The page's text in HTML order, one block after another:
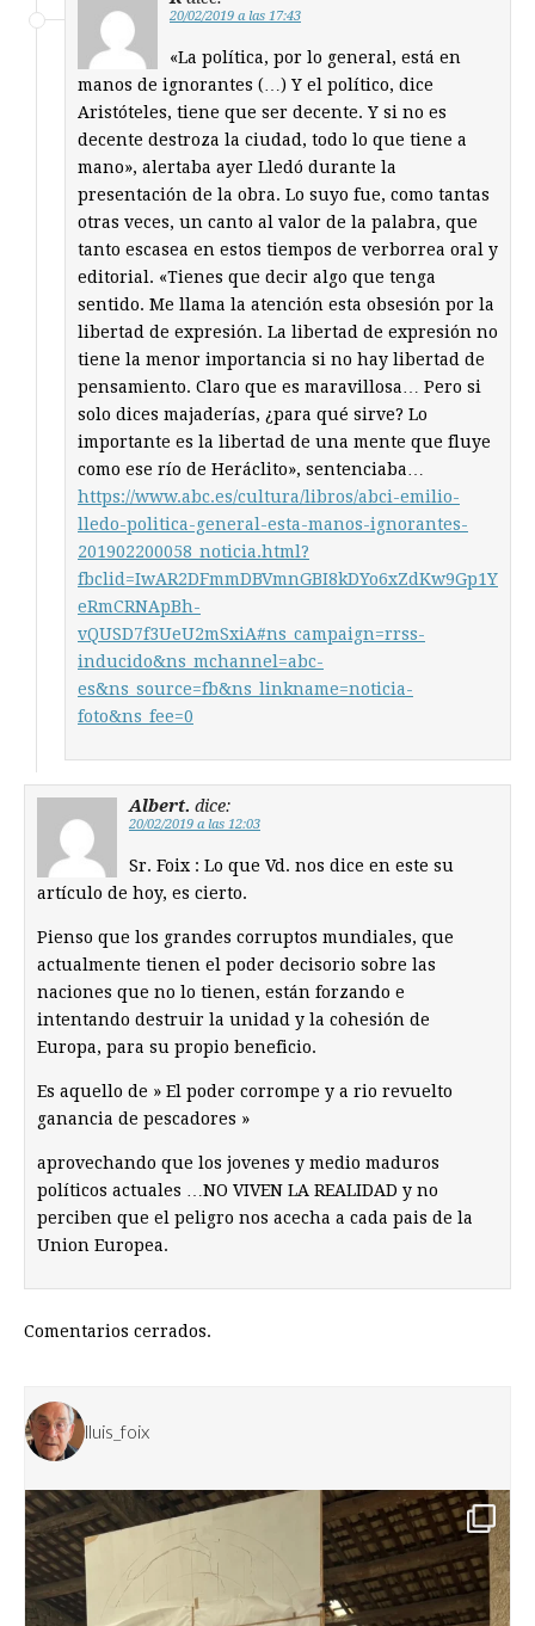
20/02/2019 a las 17:43
«La política, por lo general, está en
manos de ignorantes (…) Y el político, dice
Aristóteles, tiene que ser decente. Y si no es
decente destroza la ciudad, todo lo que tiene a
mano», alertaba ayer Lledó durante la
presentación de la obra. Lo suyo fue, como tantas
otras veces, un canto al valor de la palabra, que
tanto escasea en estos tiempos de verborrea oral y
editorial. «Tienes que decir algo que tenga
sentido. Me llama la atención esta obsesión por la
libertad de expresión. La libertad de expresión no
tiene la menor importancia si no hay libertad de
pensamiento. Claro que es maravillosa… Pero si
solo dices majaderías, ¿para qué sirve? Lo
importante es la libertad de una mente que fluye
como ese río de Heráclito», sentenciaba…
https://www.abc.es/cultura/libros/abci-emilio-
lledo-politica-general-esta-manos-ignorantes-
201902200058_noticia.html?
fbclid=IwAR2DFmmDBVmnGBI8kDYo6xZdKw9Gp1Y
eRmCRNApBh-
vQUSD7f3UeU2mSxiA#ns_campaign=rrss-
inducido&ns_mchannel=abc-
es&ns_source=fb&ns_linkname=noticia-
foto&ns_fee=0
Albert. dice:
20/02/2019 a las 12:03
Sr. Foix : Lo que Vd. nos dice en este su
artículo de hoy, es cierto.
Pienso que los grandes corruptos mundiales, que
actualmente tienen el poder decisorio sobre las
naciones que no lo tienen, están forzando e
intentando destruir la unidad y la cohesión de
Europa, para su propio beneficio.
Es aquello de » El poder corrompe y a rio revuelto
ganancia de pescadores »
aprovechando que los jovenes y medio maduros
políticos actuales …NO VIVEN LA REALIDAD y no
perciben que el peligro nos acecha a cada pais de la
Union Europea.
Comentarios cerrados.
lluis_foix